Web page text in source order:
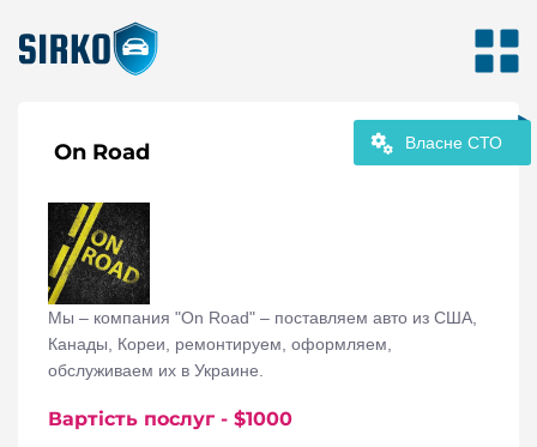
Власне СТО
On Road
Мы – компания "On Road" – поставляем авто из США,
Канады, Кореи, ремонтируем, оформляем,
обслуживаем их в Украине.
Вартість послуг - $1000